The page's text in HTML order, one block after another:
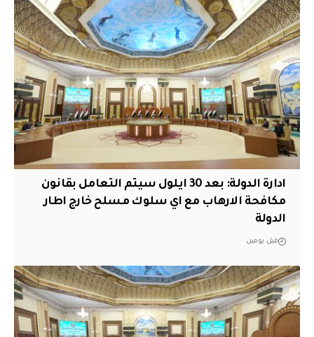
ادارة الدولة: بعد 30 ايلول سيتم التعامل بقانون
مكافحة الارهاب مع اي سلوك مسلح خارج اطار
الدولة
قبل يومين